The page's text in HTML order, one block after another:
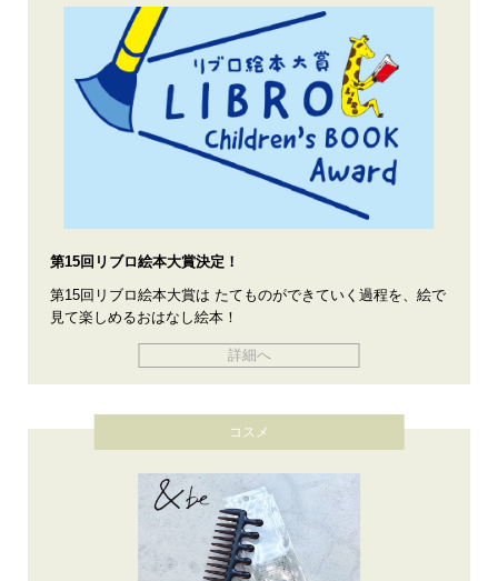
第15回リブロ絵本大賞決定！
第15回リブロ絵本大賞は たてものができていく過程を、絵で
見て楽しめるおはなし絵本！
詳細へ
コスメ